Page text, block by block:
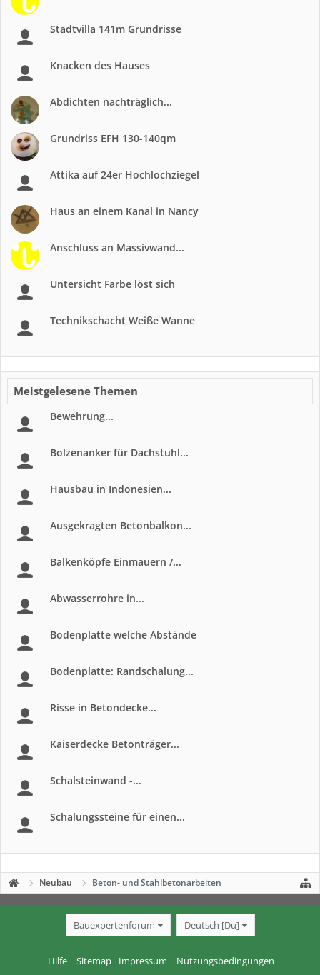
Stadtvilla 141m Grundrisse
Knacken des Hauses
Abdichten nachträglich...
Grundriss EFH 130-140qm
Attika auf 24er Hochlochziegel
Haus an einem Kanal in Nancy
Anschluss an Massivwand...
Untersicht Farbe löst sich
Technikschacht Weiße Wanne
Meistgelesene Themen
Bewehrung...
Bolzenanker für Dachstuhl...
Hausbau in Indonesien...
Ausgekragten Betonbalkon...
Balkenköpfe Einmauern /...
Abwasserrohre in...
Bodenplatte welche Abstände
Bodenplatte: Randschalung...
Risse in Betondecke...
Kaiserdecke Betonträger...
Schalsteinwand -...
Schalungssteine für einen...
Neubau Beton- und Stahlbetonarbeiten
Bauexpertenforum Deutsch [Du]
Hilfe Sitemap Impressum Nutzungsbedingungen